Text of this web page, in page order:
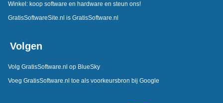
Winkel: koop software en hardware en steun ons!
GratisSoftwareSite.nl is GratisSoftware.nl
Volgen
Volg GratisSoftware.nl op BlueSky
Voeg GratisSoftware.nl toe als voorkeursbron bij Google